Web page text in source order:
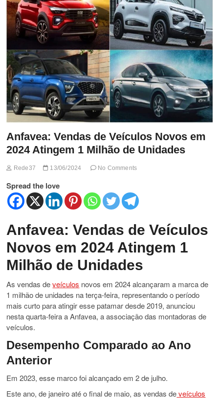
t
o
n
Anfavea: Vendas de Veículos Novos em
2024 Atingem 1 Milhão de Unidades
Rede37 13/06/2024 No Comments
Spread the love
Anfavea: Vendas de Veículos
Novos em 2024 Atingem 1
Milhão de Unidades
As vendas deveículos novos em 2024 alcançaram a marca de
1 milhão de unidades na terça-feira, representando o período
mais curto para atingir esse patamar desde 2019, anunciou
nesta quarta-feira a Anfavea, a associação das montadoras de
veículos.
Desempenho Comparado ao Ano
Anterior
Em 2023, esse marco foi alcançado em 2 de julho.
Este ano, de janeiro até o final de maio, as vendas deveículos